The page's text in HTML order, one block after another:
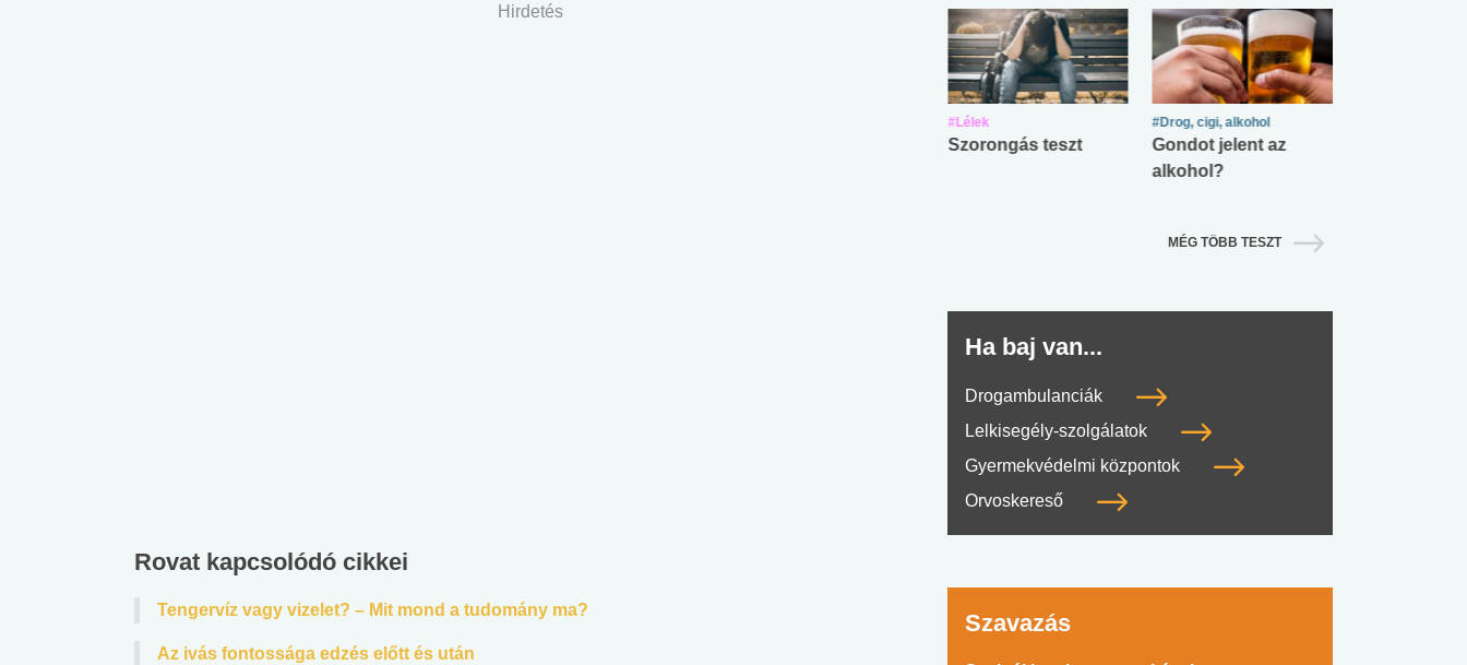
Hirdetés
Rovat kapcsolódó cikkei
Tengervíz vagy vizelet? – Mit mond a tudomány ma?
Az ivás fontossága edzés előtt és után
#Lélek
Szorongás teszt
#Drog, cigi, alkohol
Gondot jelent az
alkohol?
MÉG TÖBB TESZT
Ha baj van...
Drogambulanciák
Lelkisegély-szolgálatok
Gyermekvédelmi központok
Orvoskereső
Szavazás